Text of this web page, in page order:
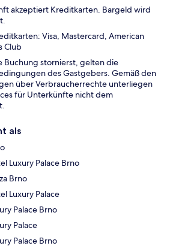
akzeptiert Kreditkarten. Bargeld wird
Visa, Mastercard, American
Club
Buchung stornierst, gelten die
des Gastgebers. Gemäß den
über Verbraucherrechte unterliegen
für Unterkünfte nicht dem
als
Luxury Palace Brno
Brno
Luxury Palace
Palace Brno
Palace
Palace Brno